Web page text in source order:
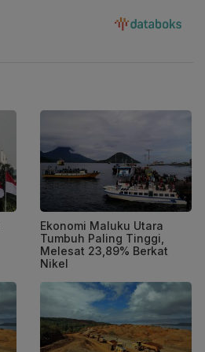
Ekonomi Maluku Utara
Tumbuh Paling Tinggi,
Melesat 23,89% Berkat
Nikel